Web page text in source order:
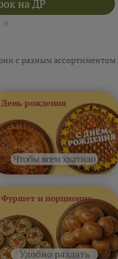
на ДР
с разным ассортиментом
День рождения
Фуршет и порционно